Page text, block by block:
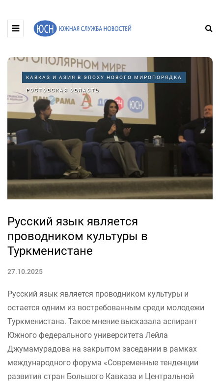
КАВКАЗ И АЗИЯ В ЭПОХУ НОВОГО МИРОПОРЯДКА
РОСТОВСКАЯ ОБЛАСТЬ
Русский язык является
проводником культуры в
Туркменистане
27.10.2025
Русский язык является проводником культуры и
остается одним из востребованным среди молодежи
Туркменистана. Такое мнение высказала аспирант
Южного федерального университета Лейла
Джумамурадова на закрытом заседании в рамках
международного форума «Современные тенденции
развития стран Большого Кавказа и Центральной